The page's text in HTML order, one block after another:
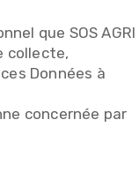
que SOS AGRI
collecte,
Données à
concernée par